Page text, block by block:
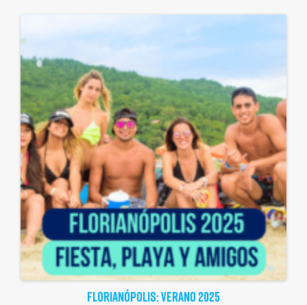
FLORIANÓPOLIS: VERANO 2025